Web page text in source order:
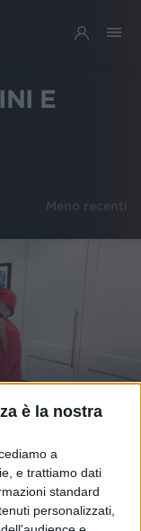
è la nostra
a
e trattiamo dati
standard
personalizzati,
E
Meno recenti
un Motivo